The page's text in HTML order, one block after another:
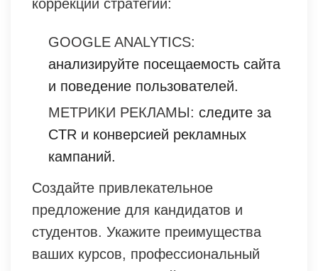
коррекции стратегии:
GOOGLE ANALYTICS:
анализируйте посещаемость сайта
и поведение пользователей.
МЕТРИКИ РЕКЛАМЫ: следите за
CTR и конверсией рекламных
кампаний.
Создайте привлекательное
предложение для кандидатов и
студентов. Укажите преимущества
ваших курсов, профессиональный